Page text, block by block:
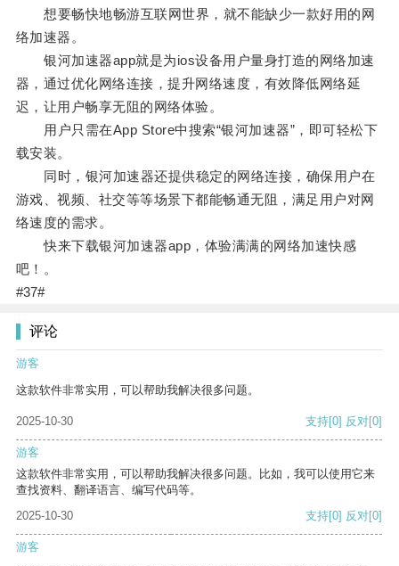
想要畅快地畅游互联网世界，就不能缺少一款好用的网
络加速器。
银河加速器app就是为ios设备用户量身打造的网络加速
器，通过优化网络连接，提升网络速度，有效降低网络延
迟，让用户畅享无阻的网络体验。
用户只需在App Store中搜索“银河加速器”，即可轻松下
载安装。
同时，银河加速器还提供稳定的网络连接，确保用户在
游戏、视频、社交等等场景下都能畅通无阻，满足用户对网
络速度的需求。
快来下载银河加速器app，体验满满的网络加速快感
吧！。
#37#
评论
游客
这款软件非常实用，可以帮助我解决很多问题。
2025-10-30 支持[0] 反对[0]
游客
这款软件非常实用，可以帮助我解决很多问题。比如，我可以使用它来
查找资料、翻译语言、编写代码等。
2025-10-30
支持[0] 反对[0]
游客